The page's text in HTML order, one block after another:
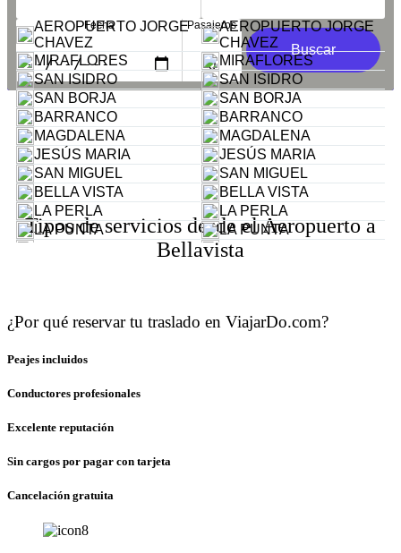
AEROPUERTO JORGE
CHAVEZ
MIRAFLORES
SAN ISIDRO
SAN BORJA
BARRANCO
MAGDALENA
JESÚS MARIA
SAN MIGUEL
BELLA VISTA
LA PERLA
LA PUNTA
AEROPUERTO JORGE
CHAVEZ
MIRAFLORES
SAN ISIDRO
SAN BORJA
BARRANCO
MAGDALENA
JESÚS MARIA
SAN MIGUEL
BELLA VISTA
LA PERLA
LA PUNTA
CALLAO
Fecha Pasajeros
Buscar
Tipos de servicios desde el Aeropuerto a
Bellavista
¿Por qué reservar tu traslado en ViajarDo.com?
Peajes incluidos
Conductores profesionales
Excelente reputación
Sin cargos por pagar con tarjeta
Cancelación gratuita